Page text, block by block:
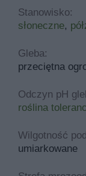
Stanowisko:
słoneczne,
Gleba:
przeciętna
Odczyn pH
roślina
Wilgotność
umiarkowane